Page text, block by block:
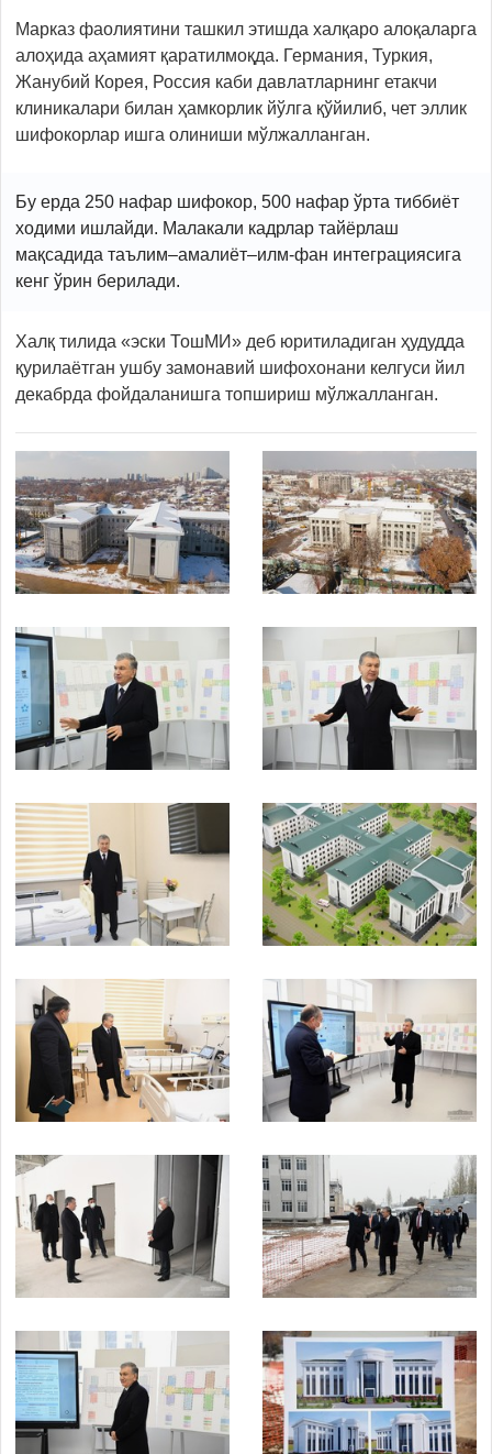
Марказ фаолиятини ташкил этишда халқаро алоқаларга
алоҳида аҳамият қаратилмоқда. Германия, Туркия,
Жанубий Корея, Россия каби давлатларнинг етакчи
клиникалари билан ҳамкорлик йўлга қўйилиб, чет эллик
шифокорлар ишга олиниши мўлжалланган.
Бу ерда 250 нафар шифокор, 500 нафар ўрта тиббиёт
ходими ишлайди. Малакали кадрлар тайёрлаш
мақсадида таълим–амалиёт–илм-фан интеграциясига
кенг ўрин берилади.
Халқ тилида «эски ТошМИ» деб юритиладиган ҳудудда
қурилаётган ушбу замонавий шифохонани келгуси йил
декабрда фойдаланишга топшириш мўлжалланган.